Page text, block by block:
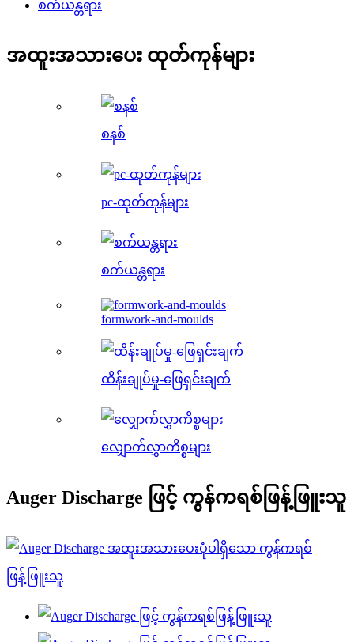
စက်ယန္တရား
အထူးအသားပေး ထုတ်ကုန်များ
စနစ်
pc-ထုတ်ကုန်များ
စက်ယန္တရား
formwork-and-moulds
ထိန်းချုပ်မှု-ဖြေရှင်းချက်
လျှောက်လွှာကိစ္စများ
Auger Discharge ဖြင့် ကွန်ကရစ်ဖြန့်ဖြူးသူ